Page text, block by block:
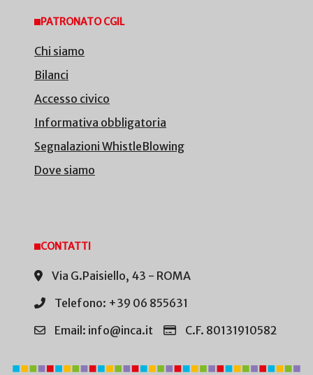
PATRONATO CGIL
Chi siamo
Bilanci
Accesso civico
Informativa obbligatoria
Segnalazioni WhistleBlowing
Dove siamo
CONTATTI
Via G.Paisiello, 43 - ROMA
Telefono: +39 06 855631
Email: info@inca.it
C.F. 80131910582